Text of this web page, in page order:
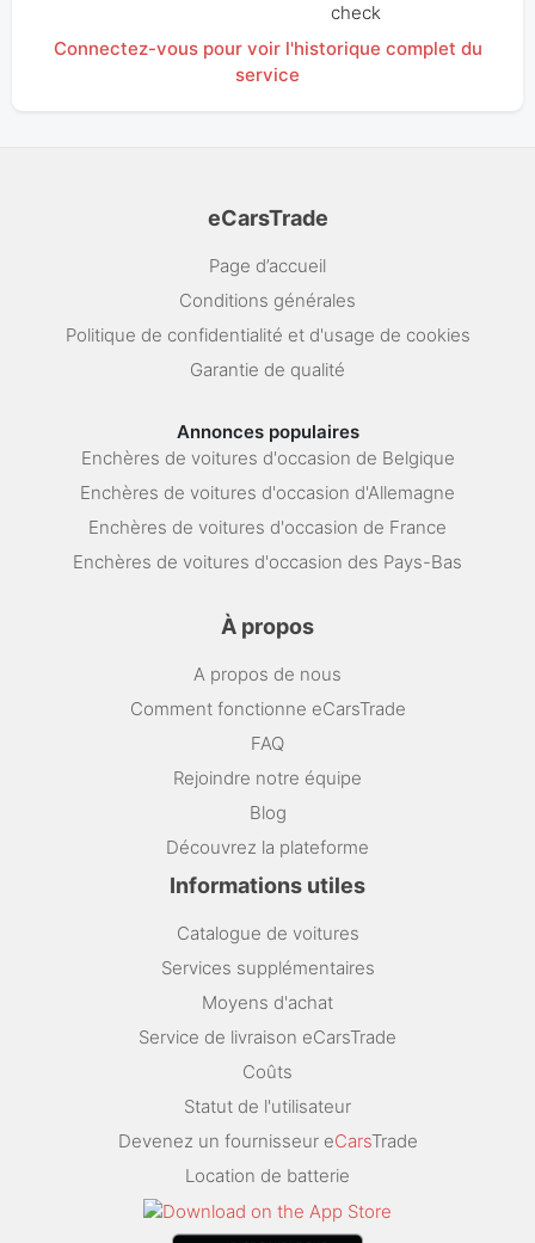
check
Connectez-vous pour voir l'historique complet du
service
eCarsTrade
Page d’accueil
Conditions générales
Politique de confidentialité et d'usage de cookies
Garantie de qualité
Annonces populaires
Enchères de voitures d'occasion de Belgique
Enchères de voitures d'occasion d'Allemagne
Enchères de voitures d'occasion de France
Enchères de voitures d'occasion des Pays-Bas
À propos
A propos de nous
Comment fonctionne eCarsTrade
FAQ
Rejoindre notre équipe
Blog
Découvrez la plateforme
Informations utiles
Catalogue de voitures
Services supplémentaires
Moyens d'achat
Service de livraison eCarsTrade
Coûts
Statut de l'utilisateur
Devenez un fournisseur eCarsTrade
Location de batterie